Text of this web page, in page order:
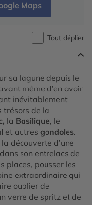
Maps
Tout déplier
sa lagune depuis le
même d’en avoir
inévitablement
trésors de la
la Basilique, le
et autres gondoles.
découverte d’une
son entrelacs de
places, pousser les
extraordinaire qui
oublier de
verre de spritz et de